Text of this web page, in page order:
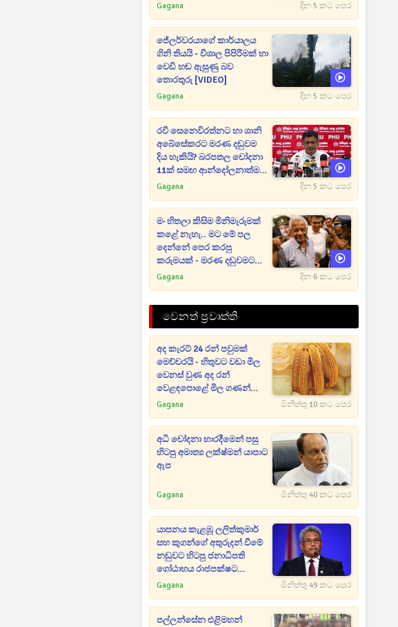
Gagana දින 5 කට පෙර
ජේලර්වරයාගේ කාර්යාලය
ගිනි තියයි - විශාල පිපිරීමක් හා
වෙඩි හඬ ඇසුණු බව
තොරතුරු [VIDEO]
Gagana දින 5 කට පෙර
රවී සෙනෙවිරත්නට හා ශානි
අබේසේකරට මරණ දඬුවම
දිය හැකියි? බරපතල චෝදනා
11ක් සමඟ ආන්දෝලනාත්මක
ප්‍රකාශයක් [VIDEO]
Gagana දින 5 කට පෙර
මං හිතලා කිසිම මිනිමැරුමක්
කළේ නැහැ.. මට මේ පල
දෙන්නේ පෙර කරපු
කරුමයක් - මරණ දඬුවමට
කළින් කට ඇරපු පූජිත් හඬා
Gagana දින 6 කට පෙර
වෙනත් ප්‍රවෘත්ති
අද කැරට් 24 රන් පවුමක්
මෙච්චරයි - හිතුවට වඩා මිල
වෙනස් වුණ අද රන්
වෙළඳපොළේ මිල ගණන්
මෙන්න
Gagana මිනිත්තු 10 කට පෙර
අධි චෝදනා භාරදීමෙන් පසු
හිටපු අමාත්‍ය ලක්ෂ්මන් යාපාට
ඇප
Gagana මිනිත්තු 40 කට පෙර
යාපනය කැළඹූ ලලිත්කුමාර්
සහ කුගන්ගේ අතුරුදන් වීමේ
නඩුවට හිටපු ජනාධිපති
ගෝඨාභය රාජපක්ෂට
නියෝගයක්
Gagana මිනිත්තු 49 කට පෙර
පල්ලන්සේන එළිමහන්